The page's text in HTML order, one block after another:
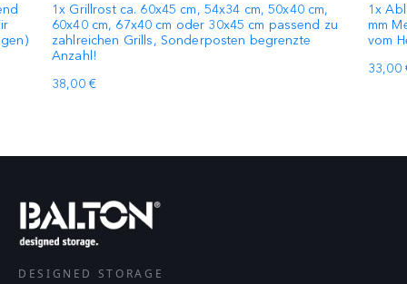
1x Grillrost ca. 60x45 cm, 54x34 cm, 50x40 cm,
60x40 cm, 67x40 cm oder 30x45 cm passend zu
zahlreichen Grills, Sonderposten begrenzte
Anzahl!
38,00 €
1x
mm
vom
33,00
DESIGNED STORAGE